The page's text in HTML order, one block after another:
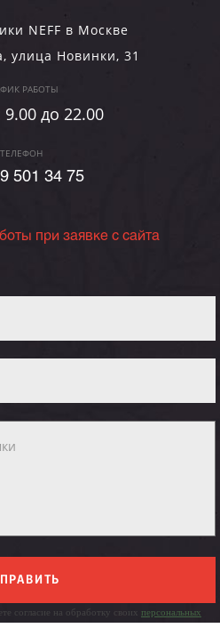
NEFF в Москве
, улица Новинки, 31
РАБОТЫ
до 22.00
ТЕЛЕФОН
501 34 75
при заявке с сайта
согласие на обработку своих персональных